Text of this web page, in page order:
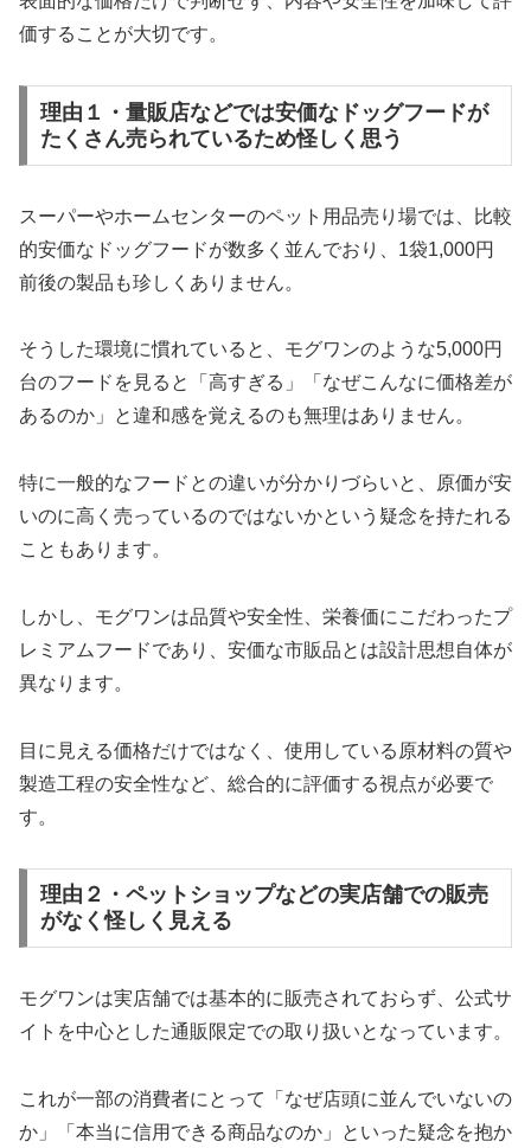
価することが大切です。
理由１・量販店などでは安価なドッグフードが
たくさん売られているため怪しく思う
スーパーやホームセンターのペット用品売り場では、比較
的安価なドッグフードが数多く並んでおり、1袋1,000円
前後の製品も珍しくありません。
そうした環境に慣れていると、モグワンのような5,000円
台のフードを見ると「高すぎる」「なぜこんなに価格差が
あるのか」と違和感を覚えるのも無理はありません。
特に一般的なフードとの違いが分かりづらいと、原価が安
いのに高く売っているのではないかという疑念を持たれる
こともあります。
しかし、モグワンは品質や安全性、栄養価にこだわったプ
レミアムフードであり、安価な市販品とは設計思想自体が
異なります。
目に見える価格だけではなく、使用している原材料の質や
製造工程の安全性など、総合的に評価する視点が必要で
す。
理由２・ペットショップなどの実店舗での販売
がなく怪しく見える
モグワンは実店舗では基本的に販売されておらず、公式サ
イトを中心とした通販限定での取り扱いとなっています。
これが一部の消費者にとって「なぜ店頭に並んでいないの
か」「本当に信用できる商品なのか」といった疑念を抱か